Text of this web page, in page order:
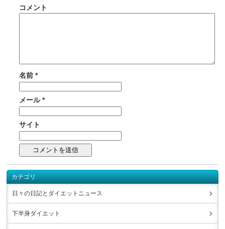
コメント
名前*
メール*
サイト
カテゴリ
日々の日記とダイエットニュース
下半身ダイエット